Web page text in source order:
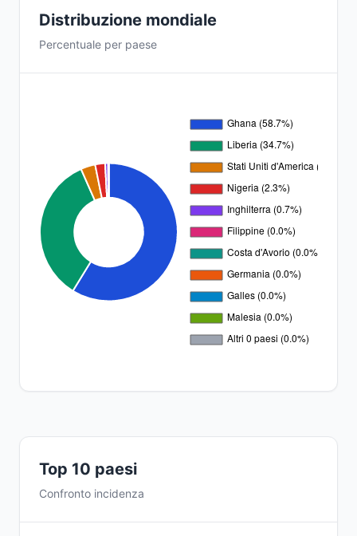
Distribuzione mondiale
Percentuale per paese
Top 10 paesi
Confronto incidenza